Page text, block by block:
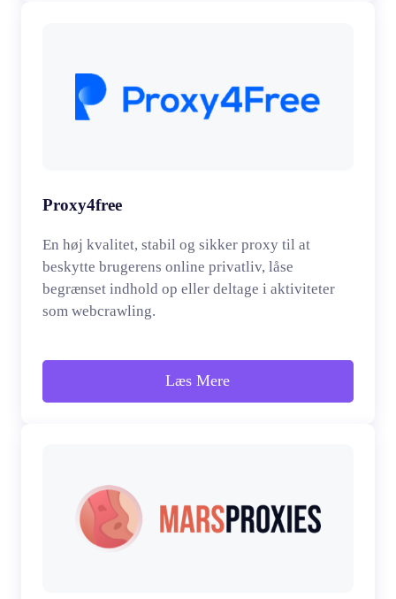
Proxy4free
En høj kvalitet, stabil og sikker proxy til at
beskytte brugerens online privatliv, låse
begrænset indhold op eller deltage i aktiviteter
som webcrawling.
Læs Mere